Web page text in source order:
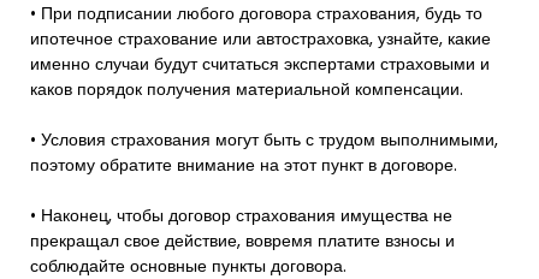
• При подписании любого договора страхования, будь то
ипотечное страхование или автостраховка, узнайте, какие
именно случаи будут считаться экспертами страховыми и
каков порядок получения материальной компенсации.
• Условия страхования могут быть с трудом выполнимыми,
поэтому обратите внимание на этот пункт в договоре.
• Наконец, чтобы договор страхования имущества не
прекращал свое действие, вовремя платите взносы и
соблюдайте основные пункты договора.